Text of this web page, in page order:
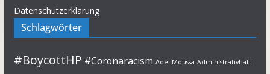
Datenschutzerklärung
Schlagwörter
#BoycottHP #Coronaracism Adel Moussa Administrativhaft